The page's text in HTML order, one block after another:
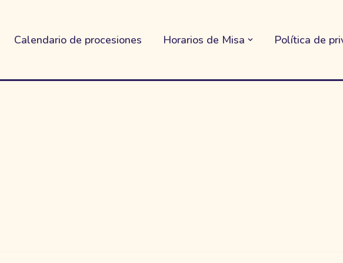
Calendario de procesiones Horarios de Misa Política de